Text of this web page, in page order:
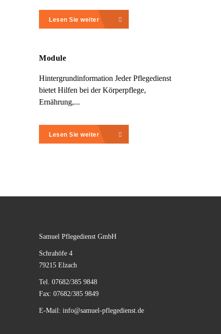
Lesen Sie weiter
Module
Hintergrundinformation Jeder Pflegedienst
bietet Hilfen bei der Körperpflege,
Ernährung,...
Lesen Sie weiter
Samuel Pflegedienst GmbH
Schrahöfe 4
79215 Elzach
Tel. 07682/385 9848
Fax: 07682/385 9849
E-Mail: info@samuel-pflegedienst.de